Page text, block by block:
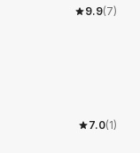
9.9(7)
7.0(1)